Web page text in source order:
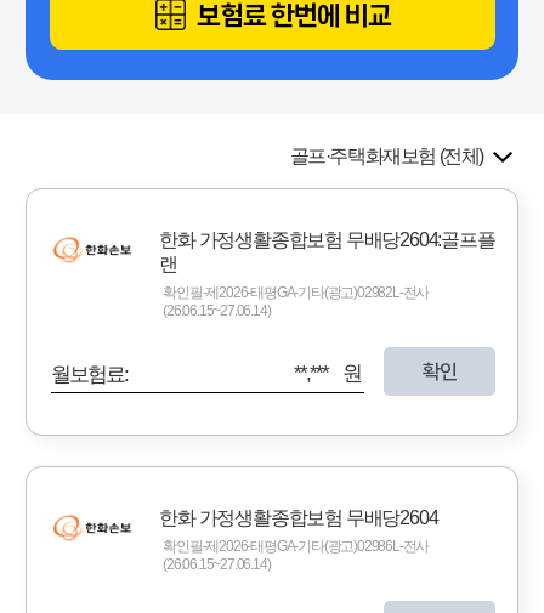
보험료 한번에 비교
골프·주택화재보험 (전체)
한화 가정생활종합보험 무배당2604:골프플
랜
확인필-제2026-태평GA-기타(광고)02982L-전사
(26.06.15~27.06.14)
월보험료: **,*** 원 확인
한화 가정생활종합보험 무배당2604
확인필-제2026-태평GA-기타(광고)02986L-전사
(26.06.15~27.06.14)